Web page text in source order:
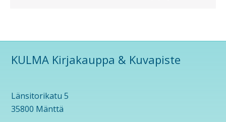
KULMA Kirjakauppa & Kuvapiste
Länsitorikatu 5
35800 Mänttä